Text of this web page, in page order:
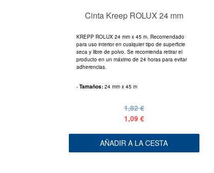
Cinta Kreep ROLUX 24 mm
KREPP ROLUX 24 mm x 45 m. Recomendado
para uso interior en cualquier tipo de superficie
seca y libre de polvo. Se recomienda retirar el
producto en un máximo de 24 horas para evitar
adherencias.
- Tamaños: 24 mm x 45 m
1,82 €
1,09 €
AÑADIR A LA CESTA